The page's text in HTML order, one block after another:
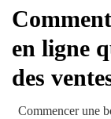
en ligne
des
Commencer une